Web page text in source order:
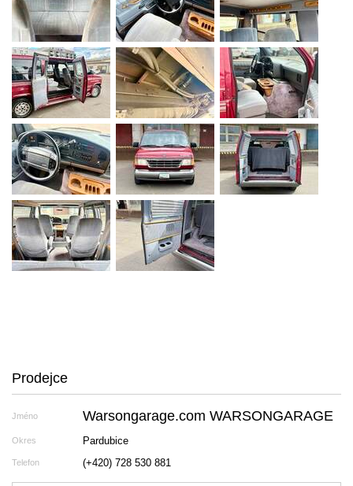
Prodejce
Jméno Warsongarage.com WARSONGARAGE
Okres Pardubice
Telefon (+420) 728 530 881